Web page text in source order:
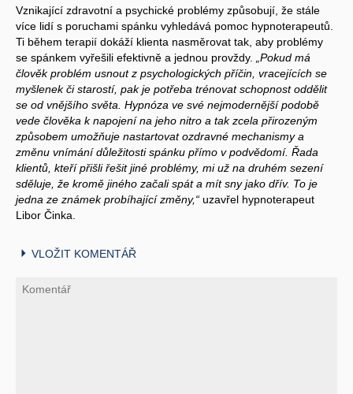
Vznikající zdravotní a psychické problémy způsobují, že stále
více lidí s poruchami spánku vyhledává pomoc hypnoterapeutů.
Ti během terapií dokáží klienta nasměrovat tak, aby problémy
se spánkem vyřešili efektivně a jednou provždy.
„Pokud má
člověk problém usnout z psychologických příčin, vracejících se
myšlenek či starostí, pak je potřeba trénovat schopnost oddělit
se od vnějšího světa. Hypnóza ve své nejmodernější podobě
vede člověka k napojení na jeho nitro a tak zcela přirozeným
způsobem umožňuje nastartovat ozdravné mechanismy a
změnu vnímání důležitosti spánku přímo v podvědomí. Řada
klientů, kteří přišli řešit jiné problémy, mi už na druhém sezení
sděluje, že kromě jiného začali spát a mít sny jako dřív. To je
jedna ze známek probíhající změny,“ uzavřel hypnoterapeut
Libor Činka.
VLOŽIT KOMENTÁŘ